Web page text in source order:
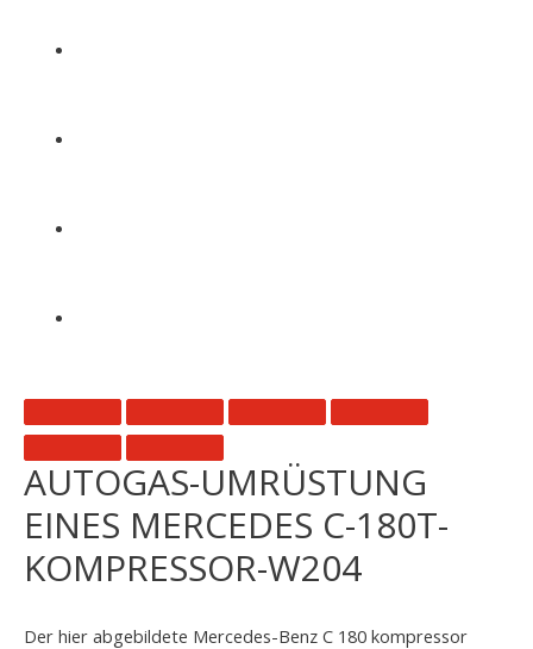
AUTOGAS-UMRÜSTUNG
EINES MERCEDES C-180T-
KOMPRESSOR-W204
Der hier abgebildete Mercedes-Benz C 180 kompressor